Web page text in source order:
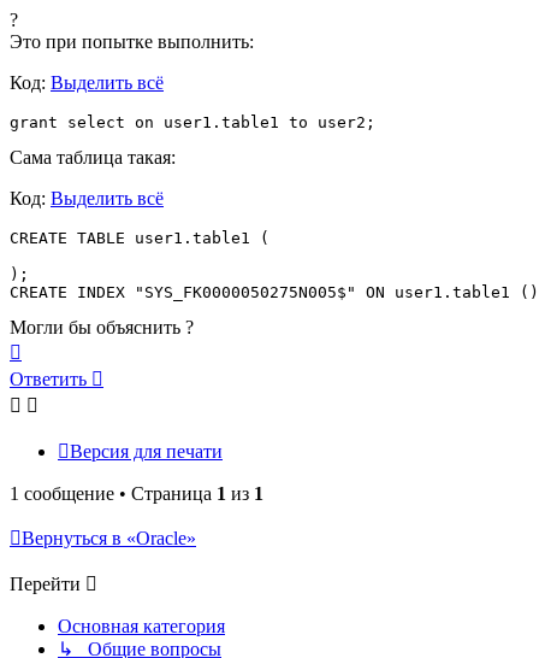
?
Это при попытке выполнить:
Код: Выделить всё
grant select on user1.table1 to user2;
Сама таблица такая:
Код: Выделить всё
CREATE TABLE user1.table1 (
);
CREATE INDEX "SYS_FK0000050275N005$" ON user1.table1
Могли бы объяснить ?
к
началу
Ответить
Версия для печати
1 сообщение • Страница 1 из 1
Вернуться в «Oracle»
Перейти
Основная категория
↳ Общие вопросы